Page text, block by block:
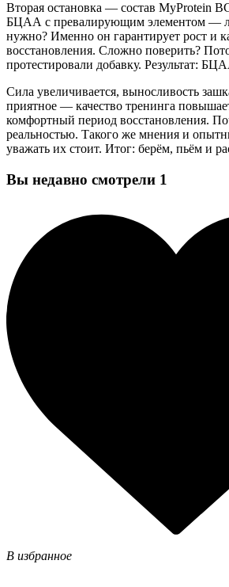
Вторая остановка — состав MyProtein
БЦАА с превалирующим элементом —
нужно? Именно он гарантирует рост и
восстановления. Сложно поверить?
протестировали добавку. Результат:
Сила увеличивается, выносливость
приятное — качество тренинга
комфортный период восстановления.
реальностью. Такого же мнения и
уважать их стоит. Итог: берём, пьём и
Вы недавно смотрели 1
В избранное